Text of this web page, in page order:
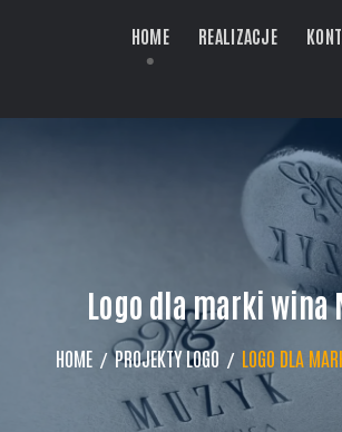
HOME REALIZACJE
Logo dla marki wina
HOME PROJEKTY LOGO LOGO DLA